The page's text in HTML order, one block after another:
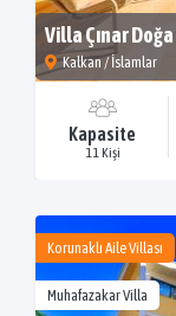
Villa Çınar Doğa
Kalkan / İslamlar
Kapasite
11 Kişi
Korunaklı Aile Villası
Muhafazakar Villa